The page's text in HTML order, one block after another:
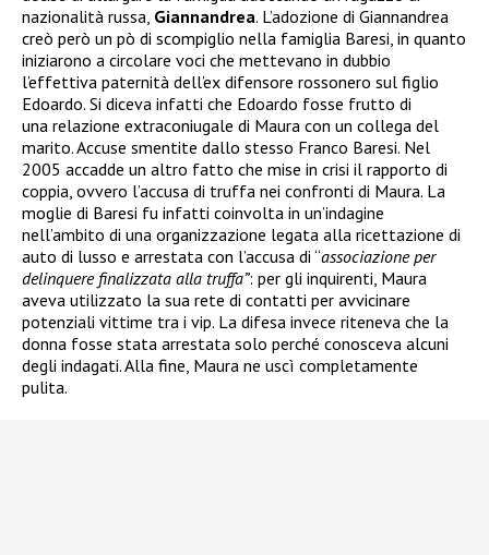
nazionalità russa, Giannandrea. L’adozione di Giannandrea
creò però un pò di scompiglio nella famiglia Baresi, in quanto
iniziarono a circolare voci che mettevano in dubbio
l’effettiva paternità dell’ex difensore rossonero sul figlio
Edoardo. Si diceva infatti che Edoardo fosse frutto di
una relazione extraconiugale di Maura con un collega del
marito. Accuse smentite dallo stesso Franco Baresi. Nel
2005 accadde un altro fatto che mise in crisi il rapporto di
coppia, ovvero l’accusa di truffa nei confronti di Maura. La
moglie di Baresi fu infatti coinvolta in un’indagine
nell’ambito di una organizzazione legata alla ricettazione di
auto di lusso e arrestata con l’accusa di “associazione per
delinquere finalizzata alla truffa”: per gli inquirenti, Maura
aveva utilizzato la sua rete di contatti per avvicinare
potenziali vittime tra i vip. La difesa invece riteneva che la
donna fosse stata arrestata solo perché conosceva alcuni
degli indagati. Alla fine, Maura ne uscì completamente
pulita.